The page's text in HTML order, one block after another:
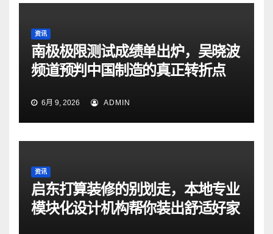
资讯
南极极限测试成绩单出炉，吴晓波
频道预判中国制造的真正转折点
6月 9, 2026 ADMIN
资讯
启东打算装修的别划走，本地专业
模块化设计机构帮你装出舒适好家